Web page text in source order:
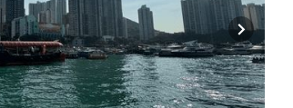
Next slide